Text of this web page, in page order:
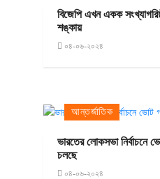
বিজেপি এখন একক
শঙ্কায়
০৪-০৬-২০২৪
আন্তর্জাতিক
ভারতের লোকসভা নির্বাচনে
চলছে
০৪-০৬-২০২৪